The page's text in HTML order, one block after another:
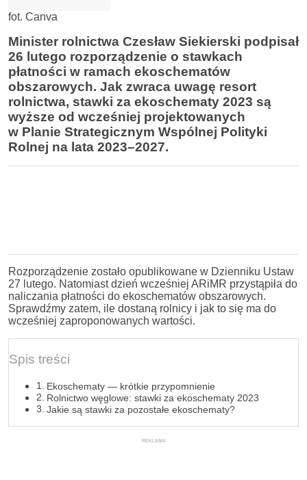
fot. Canva
Minister rolnictwa Czesław Siekierski podpisał
26 lutego rozporządzenie o stawkach
płatności w ramach ekoschematów
obszarowych. Jak zwraca uwagę resort
rolnictwa, stawki za ekoschematy 2023 są
wyższe od wcześniej projektowanych
w Planie Strategicznym Wspólnej Polityki
Rolnej na lata 2023–2027.
Rozporządzenie zostało opublikowane w Dzienniku Ustaw
27 lutego. Natomiast dzień wcześniej ARiMR przystąpiła do
naliczania płatności do ekoschematów obszarowych.
Sprawdźmy zatem, ile dostaną rolnicy i jak to się ma do
wcześniej zaproponowanych wartości.
Spis treści
Ekoschematy — krótkie przypomnienie
Rolnictwo węglowe: stawki za ekoschematy 2023
Jakie są stawki za pozostałe ekoschematy?
REKLAMA